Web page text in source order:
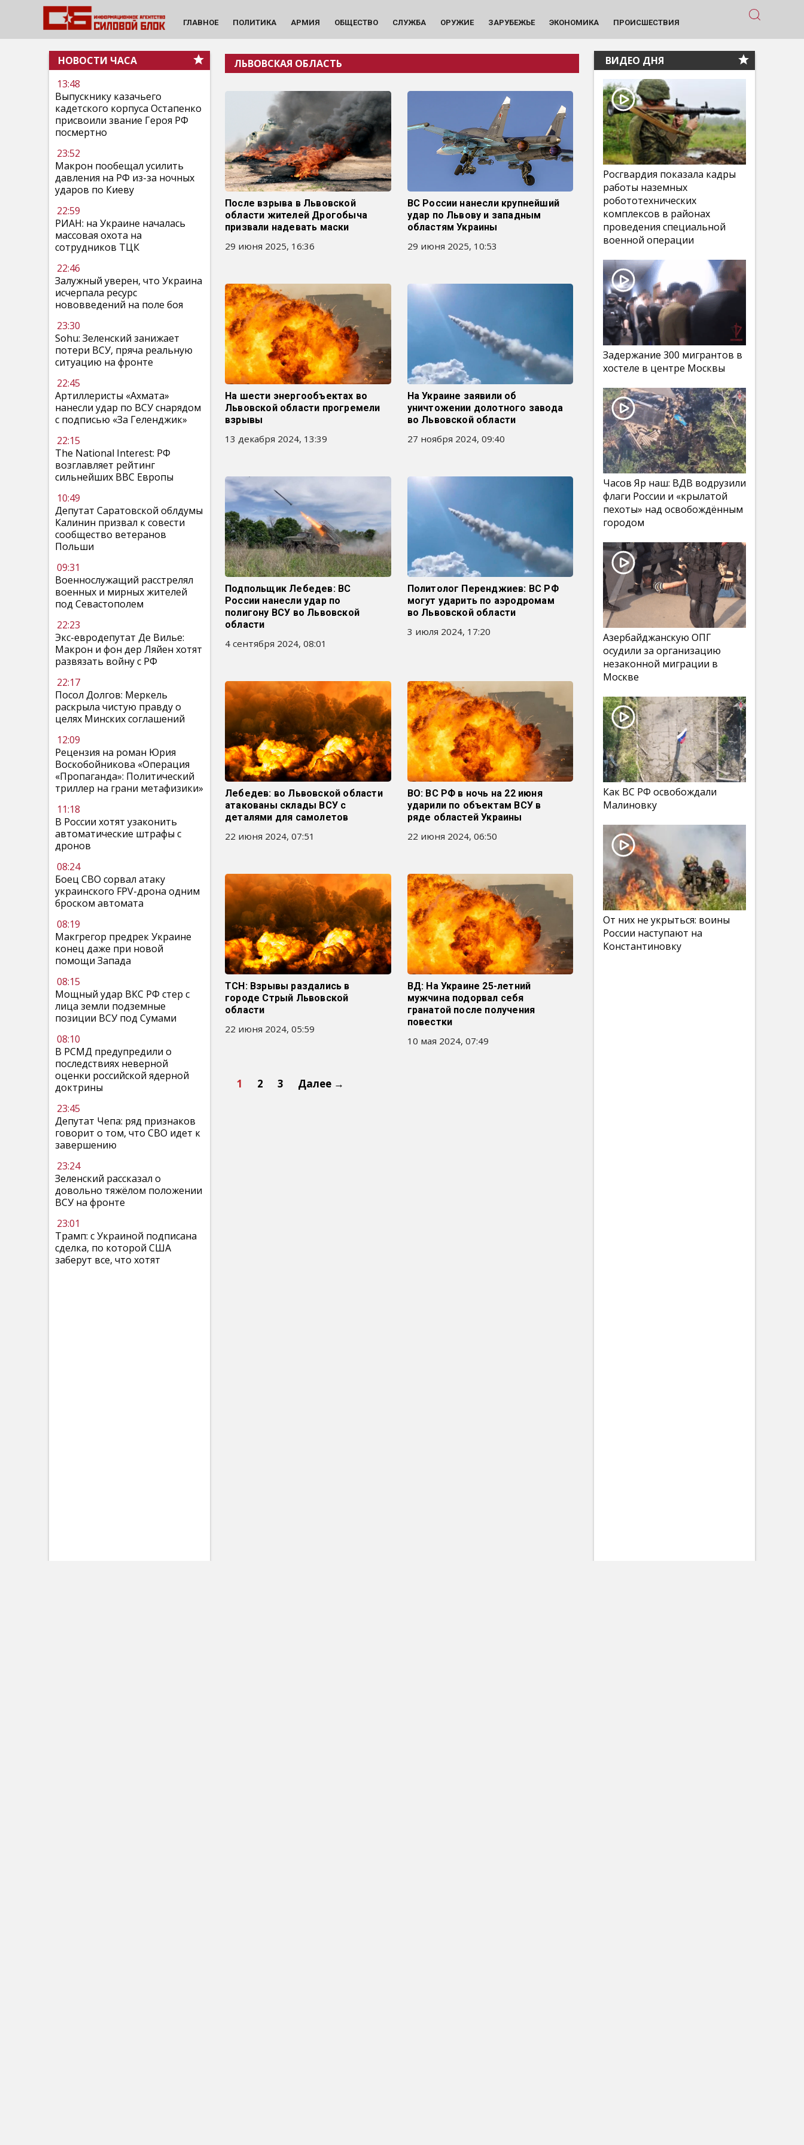
ГЛАВНОЕ ПОЛИТИКА АРМИЯ ОБЩЕСТВО СЛУЖБА ОРУЖИЕ ЗАРУБЕЖЬЕ ЭКОНОМИКА ПРОИСШЕСТВИЯ
НОВОСТИ ЧАСА
13:48
Выпускнику казачьего
кадетского корпуса Остапенко
присвоили звание Героя РФ
посмертно
23:52
Макрон пообещал усилить
давления на РФ из-за ночных
ударов по Киеву
22:59
РИАН: на Украине началась
массовая охота на
сотрудников ТЦК
22:46
Залужный уверен, что Украина
исчерпала ресурс
нововведений на поле боя
23:30
Sohu: Зеленский занижает
потери ВСУ, пряча реальную
ситуацию на фронте
22:45
Артиллеристы «Ахмата»
нанесли удар по ВСУ снарядом
с подписью «За Геленджик»
22:15
The National Interest: РФ
возглавляет рейтинг
сильнейших ВВС Европы
10:49
Депутат Саратовской облдумы
Калинин призвал к совести
сообщество ветеранов
Польши
09:31
Военнослужащий расстрелял
военных и мирных жителей
под Севастополем
22:23
Экс-евродепутат Де Вилье:
Макрон и фон дер Ляйен хотят
развязать войну с РФ
22:17
Посол Долгов: Меркель
раскрыла чистую правду о
целях Минских соглашений
12:09
Рецензия на роман Юрия
Воскобойникова «Операция
«Пропаганда»: Политический
триллер на грани метафизики»
11:18
В России хотят узаконить
автоматические штрафы с
дронов
08:24
Боец СВО сорвал атаку
украинского FPV-дрона одним
броском автомата
08:19
Макгрегор предрек Украине
конец даже при новой
помощи Запада
08:15
Мощный удар ВКС РФ стер с
лица земли подземные
позиции ВСУ под Сумами
08:10
В РСМД предупредили о
последствиях неверной
оценки российской ядерной
доктрины
23:45
Депутат Чепа: ряд признаков
говорит о том, что СВО идет к
завершению
23:24
Зеленский рассказал о
довольно тяжёлом положении
ВСУ на фронте
23:01
Трамп: с Украиной подписана
сделка, по которой США
заберут все, что хотят
ЛЬВОВСКАЯ ОБЛАСТЬ
После взрыва в Львовской
области жителей Дрогобыча
призвали надевать маски
29 июня 2025, 16:36
ВС России нанесли крупнейший
удар по Львову и западным
областям Украины
29 июня 2025, 10:53
На шести энергообъектах во
Львовской области прогремели
взрывы
13 декабря 2024, 13:39
На Украине заявили об
уничтожении долотного завода
во Львовской области
27 ноября 2024, 09:40
Подпольщик Лебедев: ВС
России нанесли удар по
полигону ВСУ во Львовской
области
4 сентября 2024, 08:01
Политолог Перенджиев: ВС РФ
могут ударить по аэродромам
во Львовской области
3 июля 2024, 17:20
Лебедев: во Львовской области
атакованы склады ВСУ с
деталями для самолетов
22 июня 2024, 07:51
ВО: ВС РФ в ночь на 22 июня
ударили по объектам ВСУ в
ряде областей Украины
22 июня 2024, 06:50
ТСН: Взрывы раздались в
городе Стрый Львовской
области
22 июня 2024, 05:59
ВД: На Украине 25-летний
мужчина подорвал себя
гранатой после получения
повестки
10 мая 2024, 07:49
1 2 3 Далее →
ВИДЕО ДНЯ
Росгвардия показала кадры
работы наземных
робототехнических
комплексов в районах
проведения специальной
военной операции
Задержание 300 мигрантов в
хостеле в центре Москвы
Часов Яр наш: ВДВ водрузили
флаги России и «крылатой
пехоты» над освобождённым
городом
Азербайджанскую ОПГ
осудили за организацию
незаконной миграции в
Москве
Как ВС РФ освобождали
Малиновку
От них не укрыться: воины
России наступают на
Константиновку